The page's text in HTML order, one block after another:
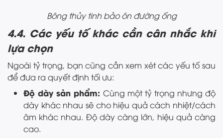
Bông thủy tinh bảo ôn đường ống
4.4. Các yếu tố khác cần cân nhắc khi
lựa chọn
Ngoài tỷ trọng, bạn cũng cần xem xét các yếu tố sau
để đưa ra quyết định tối ưu:
Độ dày sản phẩm: Cùng một tỷ trọng nhưng độ
dày khác nhau sẽ cho hiệu quả cách nhiệt/cách
âm khác nhau. Độ dày càng lớn, hiệu quả càng
cao.